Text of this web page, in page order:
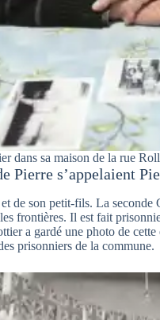
dans sa maison de la rue
Pierre s’appelaient
de son petit-fils. La
frontières. Il est fait
a gardé une photo de
prisonniers de la commune.